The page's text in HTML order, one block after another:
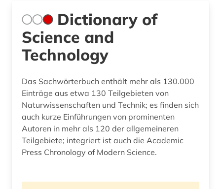
Dictionary of
Science and
Technology
Das Sachwörterbuch enthält mehr als 130.000
Einträge aus etwa 130 Teilgebieten von
Naturwissenschaften und Technik; es finden sich
auch kurze Einführungen von prominenten
Autoren in mehr als 120 der allgemeineren
Teilgebiete; integriert ist auch die Academic
Press Chronology of Modern Science.